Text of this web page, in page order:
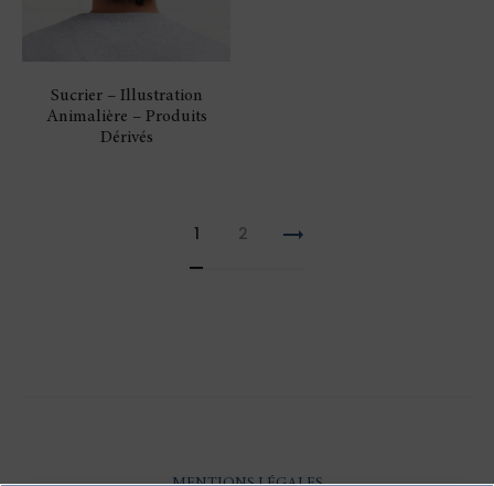
Sucrier – Illustration
Animalière – Produits
Dérivés
1 2